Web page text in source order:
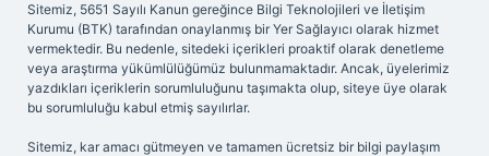
Sitemiz, 5651 Sayılı Kanun gereğince Bilgi Teknolojileri ve İletişim
Kurumu (BTK) tarafından onaylanmış bir Yer Sağlayıcı olarak hizmet
vermektedir. Bu nedenle, sitedeki içerikleri proaktif olarak denetleme
veya araştırma yükümlülüğümüz bulunmamaktadır. Ancak, üyelerimiz
yazdıkları içeriklerin sorumluluğunu taşımakta olup, siteye üye olarak
bu sorumluluğu kabul etmiş sayılırlar.
Sitemiz, kar amacı gütmeyen ve tamamen ücretsiz bir bilgi paylaşım